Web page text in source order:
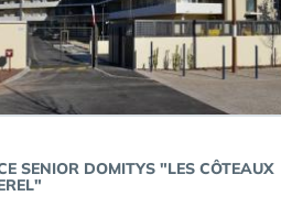
SENIOR DOMITYS "LES CÔTEAUX